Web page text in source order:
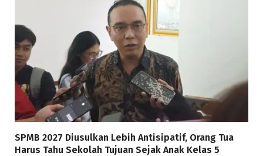
SPMB 2027 Diusulkan Lebih Antisipatif, Orang Tua
Harus Tahu Sekolah Tujuan Sejak Anak Kelas 5